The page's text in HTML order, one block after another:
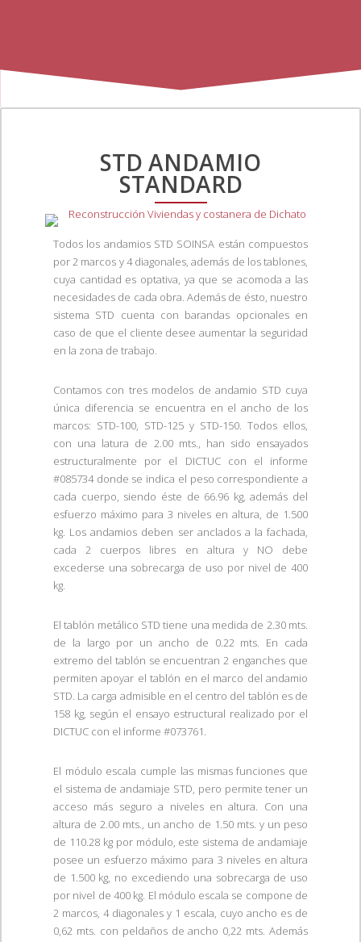
STD ANDAMIO
STANDARD
Todos los andamios STD SOINSA están compuestos
por 2 marcos y 4 diagonales, además de los tablones,
cuya cantidad es optativa, ya que se acomoda a las
necesidades de cada obra. Además de ésto, nuestro
sistema STD cuenta con barandas opcionales en
caso de que el cliente desee aumentar la seguridad
en la zona de trabajo.
Contamos con tres modelos de andamio STD cuya
única diferencia se encuentra en el ancho de los
marcos: STD-100, STD-125 y STD-150. Todos ellos,
con una latura de 2.00 mts., han sido ensayados
estructuralmente por el DICTUC con el informe
#085734 donde se indica el peso correspondiente a
cada cuerpo, siendo éste de 66.96 kg, además del
esfuerzo máximo para 3 niveles en altura, de 1.500
kg. Los andamios deben ser anclados a la fachada,
cada 2 cuerpos libres en altura y NO debe
excederse una sobrecarga de uso por nivel de 400
kg.
El tablón metálico STD tiene una medida de 2.30 mts.
de la largo por un ancho de 0.22 mts. En cada
extremo del tablón se encuentran 2 enganches que
permiten apoyar el tablón en el marco del andamio
STD. La carga admisible en el centro del tablón es de
158 kg, según el ensayo estructural realizado por el
DICTUC con el informe #073761.
El módulo escala cumple las mismas funciones que
el sistema de andamiaje STD, pero permite tener un
acceso más seguro a niveles en altura. Con una
altura de 2.00 mts., un ancho de 1.50 mts. y un peso
de 110.28 kg por módulo, este sistema de andamiaje
posee un esfuerzo máximo para 3 niveles en altura
de 1.500 kg, no excediendo una sobrecarga de uso
por nivel de 400 kg. El módulo escala se compone de
2 marcos, 4 diagonales y 1 escala, cuyo ancho es de
0,62 mts. con peldaños de ancho 0,22 mts. Además